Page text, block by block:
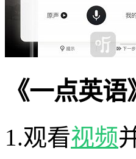
《一点英语
1.观看视频